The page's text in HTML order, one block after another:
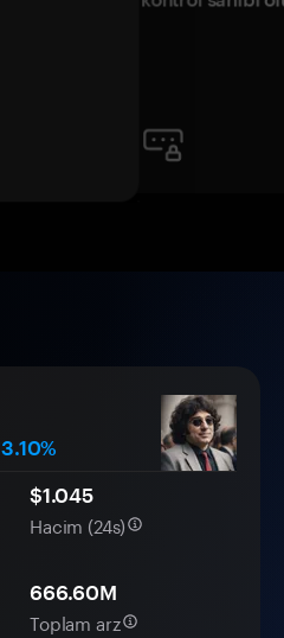
3.10%
$1.045
Hacim (24s)
666.60M
Toplam arz